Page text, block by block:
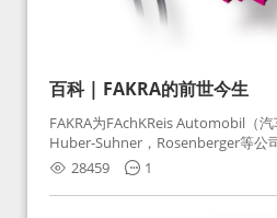
百科 | FAKRA的前世今生
FAKRA为FAchKReis Automobil（
Huber-Suhner，Rosenberger等公
Huber-Suhner相关连接器业务及技
Rosenberger）缩写。起初为BMW
接，如今FAKRA已成为汽车行业通
28459 1